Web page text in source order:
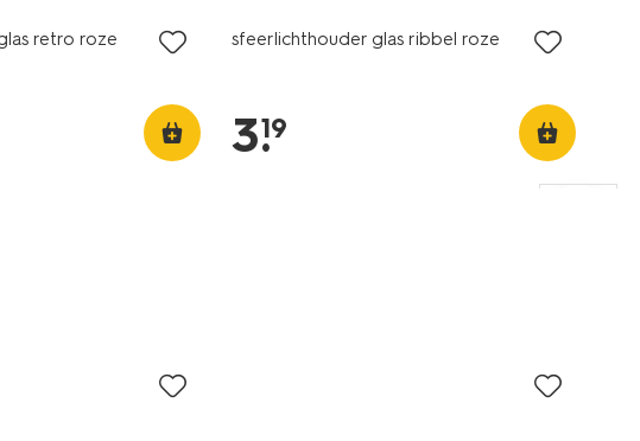
retro roze sfeerlichthouder glas ribbel roze
3.
19